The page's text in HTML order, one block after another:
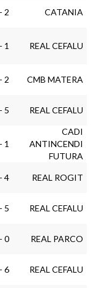
2 CATANIA
1 REAL CEFALU
2 CMB MATERA
5 REAL CEFALU
1
CADI
ANTINCENDI
FUTURA
4 REAL ROGIT
5 REAL CEFALU
0 REAL PARCO
6 REAL CEFALU